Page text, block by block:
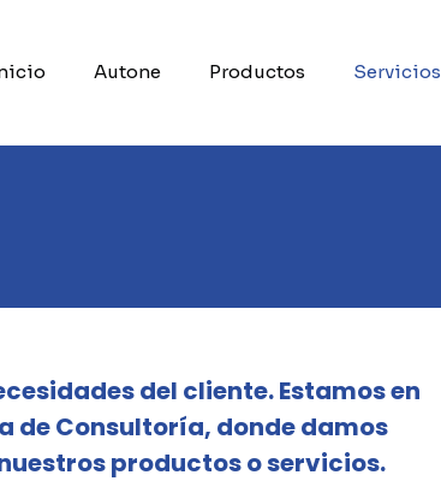
Autone Productos Servicios
del cliente. Estamos en
de Consultoría, donde damos
productos o servicios.